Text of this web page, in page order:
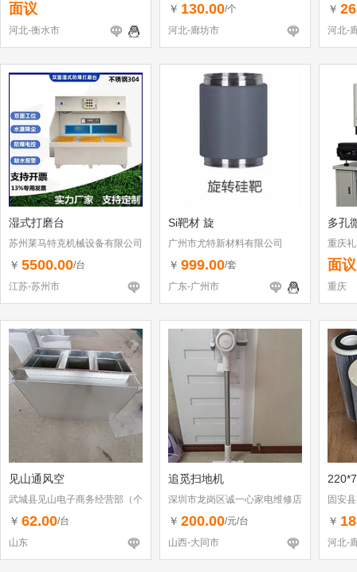
面议
河北-衡水市
￥ 130.00/个
河北-廊坊市
￥
河北-
湿式打磨台
苏州莱马特克机械设备有限公司
￥ 5500.00/台
江苏-苏州市
Si靶材 旋
广州市尤特新材料有限公司
￥ 999.00/套
广东-广州市
多孔
重庆
面议
重庆
见山通风空
武城县见山电子商务经营部（个
体工商户）
￥ 62.00/台
山东
追觅扫地机
深圳市龙岗区诚一心家电维修店
（个体工商户）
￥ 200.00/元/台
山西-大同市
固安
￥
河北-